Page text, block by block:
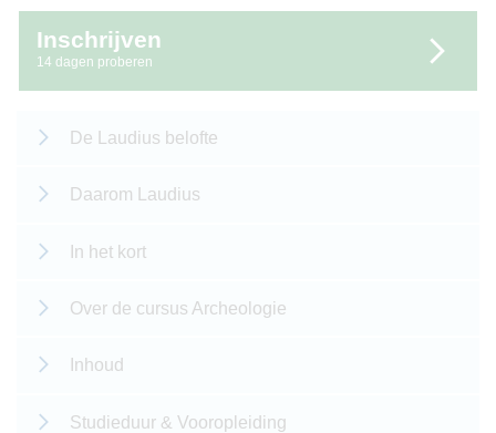
Inschrijven
14 dagen proberen
De Laudius belofte
Daarom Laudius
In het kort
Over de cursus Archeologie
Inhoud
Studieduur & Vooropleiding